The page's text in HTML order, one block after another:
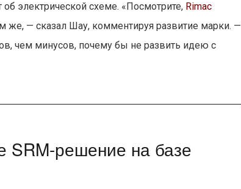
электрической схеме. «Посмотрите, Rimac
же, — сказал Шау, комментируя развитие марки. —
чем минусов, почему бы не развить идею с
SRM-решение на базе